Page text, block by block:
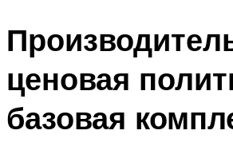
ценовая
базовая